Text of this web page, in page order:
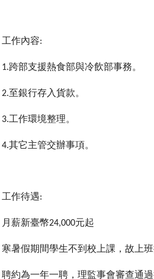
工作內容:
1.跨部支援熱食部與冷飲部事務。
2.至銀行存入貨款。
3.工作環境整理。
4.其它主管交辦事項。
工作待遇:
月薪新臺幣24,000元起
寒暑假期間學生不到校上課，故上
聘約為一年一聘，理監事會審查通